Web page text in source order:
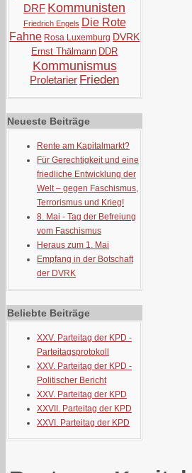
DRF Kommunisten
Friedrich Engels Die Rote
Fahne Rosa Luxemburg DVRK
Ernst Thälmann DDR
Kommunismus
Proletarier Frieden
Neueste Beiträge
Rente am Kapitalmarkt?
Für Gerechtigkeit und eine
friedliche Entwicklung der
Welt – gegen Faschismus,
Terrorismus und Krieg!
8. Mai - Tag der Befreiung
vom Faschismus
Heraus zum 1. Mai
Empfang in der Botschaft
der DVRK
Beliebte Beiträge
XXV. Parteitag der KPD -
Parteitagsprotokoll
XXV. Parteitag der KPD -
Politischer Bericht
XXV. Parteitag der KPD
XXVII. Parteitag der KPD
XXVI. Parteitag der KPD